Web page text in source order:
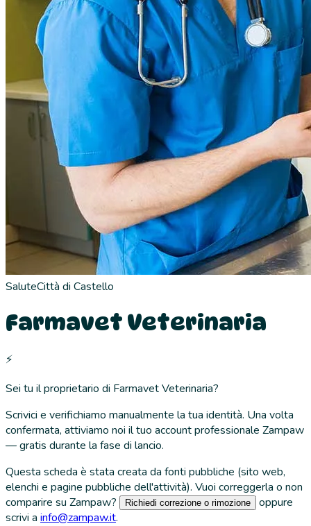
SaluteCittà di Castello
Farmavet Veterinaria
⚡
Sei tu il proprietario di Farmavet Veterinaria?
Scrivici e verifichiamo manualmente la tua identità. Una volta
confermata, attiviamo noi il tuo account professionale Zampaw
— gratis durante la fase di lancio.
Questa scheda è stata creata da fonti pubbliche (sito web,
elenchi e pagine pubbliche dell'attività). Vuoi correggerla o non
comparire su Zampaw?
Richiedi correzione o rimozione
oppure
scrivi a info@zampaw.it.